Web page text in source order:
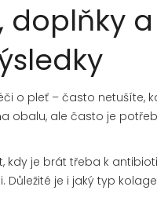
doplňky a
o pleť – často netušíte,
obalu, ale často je
kdy je brát třeba k
je i jaký typ